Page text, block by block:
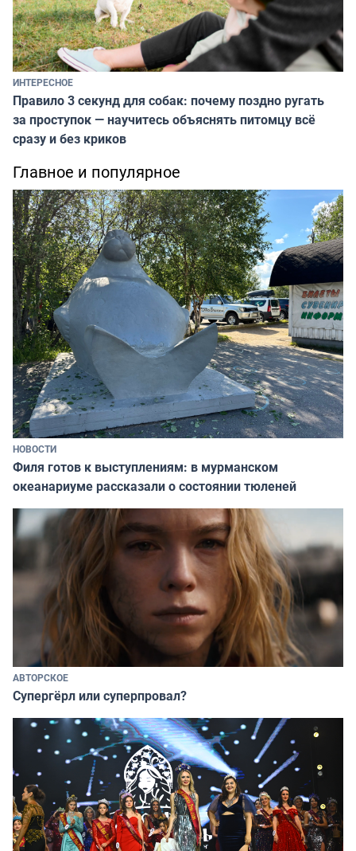
ИНТЕРЕСНОЕ
Правило 3 секунд для собак: почему поздно ругать
за проступок — научитесь объяснять питомцу всё
сразу и без криков
Главное и популярное
НОВОСТИ
Филя готов к выступлениям: в мурманском
океанариуме рассказали о состоянии тюленей
АВТОРСКОЕ
Супергёрл или суперпровал?